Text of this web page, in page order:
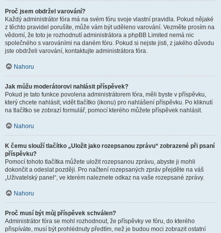
Proč jsem obdržel varování?
Každý administrátor fóra má na svém fóru svoje vlastní pravidla. Pokud nějaké
z těchto pravidel porušíte, může vám být uděleno varování. Vezměte prosím na
vědomí, že toto je rozhodnutí administrátora a phpBB Limited nemá nic
společného s varováními na daném fóru. Pokud si nejste jisti, z jakého důvodu
jste obdrželi varování, kontaktujte administrátora fóra.
Nahoru
Jak můžu moderátorovi nahlásit příspěvek?
Pokud je tato funkce povolena administrátorem fóra, měli byste v příspěvku,
který chcete nahlásit, vidět tlačítko (ikonu) pro nahlášení příspěvku. Po kliknutí
na tlačítko se zobrazí formulář, pomocí kterého můžete příspěvek nahlásit.
Nahoru
K čemu slouží tlačítko „Uložit jako rozepsanou zprávu“ zobrazené při psaní
příspěvku?
Pomocí tohoto tlačítka můžete uložit rozepsanou zprávu, abyste ji mohli
dokončit a odeslat později. Pro načtení rozepsaných zpráv přejděte na váš
„Uživatelský panel“, ve kterém naleznete odkaz na vaše rozepsané zprávy.
Nahoru
Proč musí být můj příspěvek schválen?
Administrátor fóra se mohl rozhodnout, že příspěvky ve fóru, do kterého
přispíváte, musí být prohlédnuty předtím, než je budou moci zobrazit ostatní